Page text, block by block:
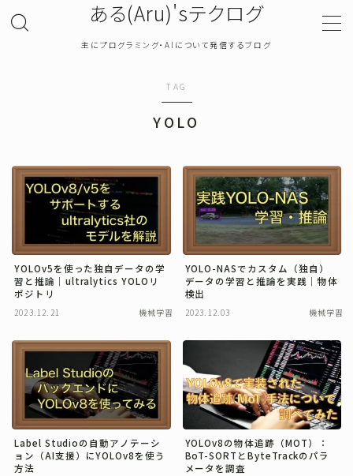
ある(Aru)'sテクログ
主にプログラミング・AIについて発信するブログ
お問い合わせ
確率・統計
プログラミング
その他
TAG
YOLO
YOLOv5を使った独自データの学
習と推論｜ultralytics YOLOリ
ポジトリ
2023.12.21 機械学習
YOLO-NASでカスタム（独自）
データの学習と推論を実践｜物体
検出
2023.12.03 機械学習
Label Studioの自動アノテーシ
ョン（AI支援）にYOLOv8を使う
方法
YOLOv8の物体追跡（MOT）：
BoT-SORTとByteTrackのパラ
メータを調査